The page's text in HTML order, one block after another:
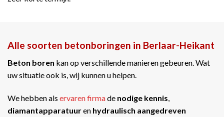
Alle soorten betonboringen in Berlaar-Heikant
Beton boren kan op verschillende manieren gebeuren. Wat
uw situatie ook is, wij kunnen u helpen.
We hebben als ervaren firmade nodige kennis
diamantapparatuuren hydraulisch aangedreven